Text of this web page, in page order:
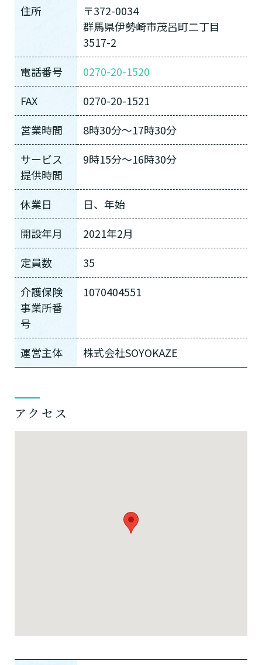
住所
〒372-0034
群馬県伊勢崎市茂呂町二丁目
3517-2
電話番号
0270-20-1520
FAX
0270-20-1521
営業時間
8時30分～17時30分
サービス
提供時間
9時15分～16時30分
休業日
日、年始
開設年月
2021年2月
定員数
35
介護保険
事業所番
号
1070404551
運営主体 株式会社SOYOKAZE
アクセス